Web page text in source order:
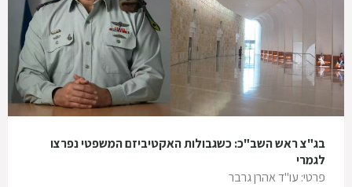
בג"צ ראש השב"כ: כשגבולות האקטיביזם המשפטי נפרצו
לגמרי
פרטי: עו"ד אהרן גרבר